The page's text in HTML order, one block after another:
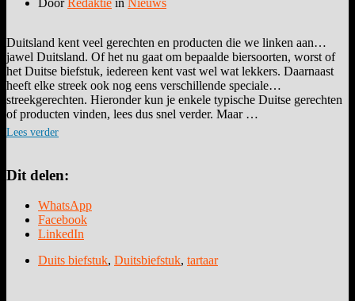
Duitsland kent veel gerechten en producten die we linken aan…
jawel Duitsland. Of het nu gaat om bepaalde biersoorten, worst of
het Duitse biefstuk, iedereen kent vast wel wat lekkers. Daarnaast
heeft elke streek ook nog eens verschillende speciale
streekgerechten. Hieronder kun je enkele typische Duitse gerechten
of producten vinden, lees dus snel verder. Maar …
Lees verder
Dit delen:
WhatsApp
Facebook
LinkedIn
Duits biefstuk, Duitsbiefstuk, tartaar